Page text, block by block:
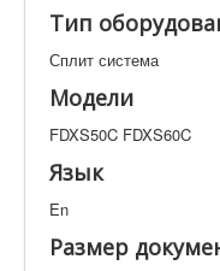
Техническая
Искать
Производитель
Тип
Сплит система
Модели
FDXS50C FDXS60C
Язык
En
Размер